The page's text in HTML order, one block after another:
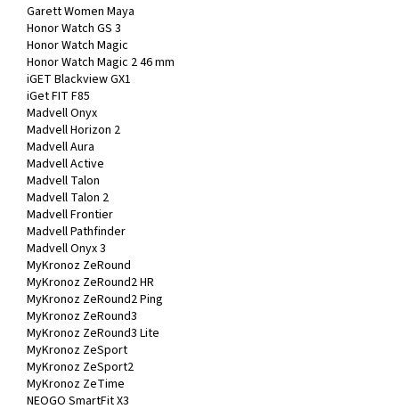
Garett Women Maya
Honor Watch GS 3
Honor Watch Magic
Honor Watch Magic 2 46 mm
iGET Blackview GX1
iGet FIT F85
Madvell Onyx
Madvell Horizon 2
Madvell Aura
Madvell Active
Madvell Talon
Madvell Talon 2
Madvell Frontier
Madvell Pathfinder
Madvell Onyx 3
MyKronoz ZeRound
MyKronoz ZeRound2 HR
MyKronoz ZeRound2 Ping
MyKronoz ZeRound3
MyKronoz ZeRound3 Lite
MyKronoz ZeSport
MyKronoz ZeSport2
MyKronoz ZeTime
NEOGO SmartFit X3